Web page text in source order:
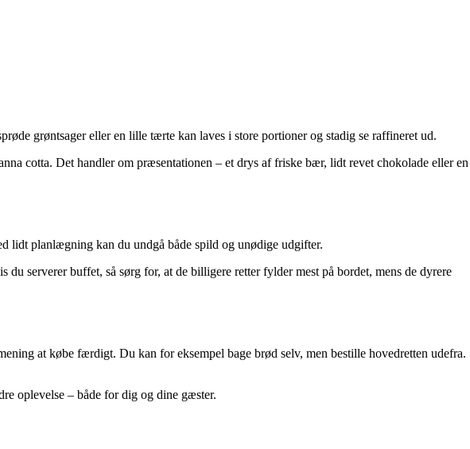
grøntsager eller en lille tærte kan laves i store portioner og stadig se raffineret ud.
cotta. Det handler om præsentationen – et drys af friske bær, lidt revet chokolade eller en
lidt planlægning kan du undgå både spild og unødige udgifter.
serverer buffet, så sørg for, at de billigere retter fylder mest på bordet, mens de dyrere
at købe færdigt. Du kan for eksempel bage brød selv, men bestille hovedretten udefra.
oplevelse – både for dig og dine gæster.